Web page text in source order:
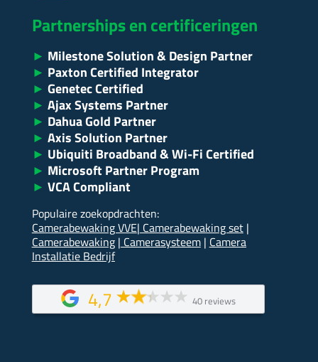
Partnerships en certificeringen
► Milestone Solution & Design Partner
► Paxton Certified Integrator
► Genetec Certified
► Ajax Systems Partner
► Dahua Gold Partner
► Axis Solution Partner
► Ubiquiti Broadband & Wi-Fi Certified
► Microsoft Partner Program
► VCA Compliant
Populaire zoekopdrachten:
Camerabewaking VVE| Camerabewaking set|
Camerabewaking| Camerasysteem| Camera
Installatie Bedrijf
4,7 40 reviews